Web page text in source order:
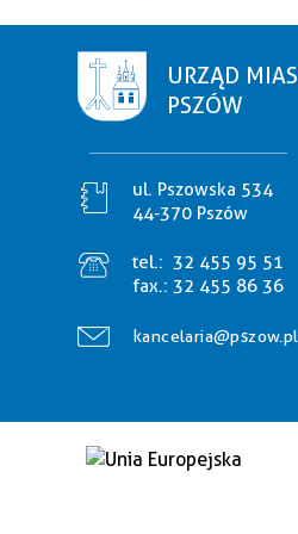
URZĄD
PSZÓW
ul. Pszowska 534
44-370 Pszów
tel.: 32 455 95 51
fax.: 32 455 86 36
kancelaria@pszow.pl